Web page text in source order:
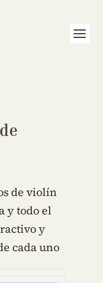
de violín
y todo el
y
cada uno